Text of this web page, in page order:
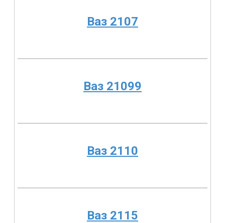
Ваз 2107
Ваз 21099
Ваз 2110
Ваз 2115